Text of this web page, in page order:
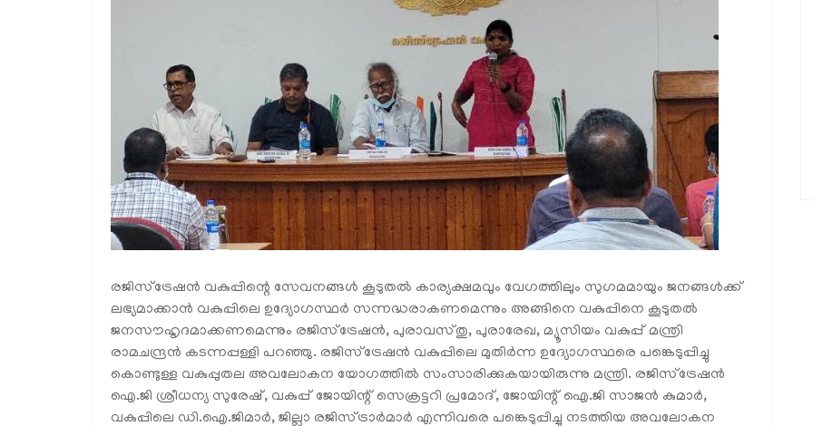
രജിസ്‌ട്രേഷൻ വകുപ്പിന്റെ സേവനങ്ങൾ കൂടുതൽ കാര്യക്ഷമവും വേഗത്തിലും സുഗമമായും ജനങ്ങൾക്ക്
ലഭ്യമാക്കാൻ വകുപ്പിലെ ഉദ്യോഗസ്ഥർ സന്നദ്ധരാകണമെന്നും അങ്ങിനെ വകുപ്പിനെ കൂടുതൽ
ജനസൗഹൃദമാക്കണമെന്നും രജിസ്‌ട്രേഷൻ, പുരാവസ്തു, പുരാരേഖ, മ്യൂസിയം വകുപ്പ് മന്ത്രി
രാമചന്ദ്രൻ കടന്നപ്പള്ളി പറഞ്ഞു. രജിസ്‌ട്രേഷൻ വകുപ്പിലെ മുതിർന്ന ഉദ്യോഗസ്ഥരെ പങ്കെടുപ്പിച്ചു
കൊണ്ടുള്ള വകുപ്പുതല അവലോകന യോഗത്തിൽ സംസാരിക്കുകയായിരുന്നു മന്ത്രി. രജിസ്‌ട്രേഷൻ
ഐ.ജി ശ്രീധന്യ സുരേഷ്, വകുപ്പ് ജോയിന്റ് സെക്രട്ടറി പ്രമോദ്, ജോയിന്റ് ഐ.ജി സാജൻ കുമാർ,
വകുപ്പിലെ ഡി.ഐ.ജിമാർ, ജില്ലാ രജിസ്ട്രാർമാർ എന്നിവരെ പങ്കെടുപ്പിച്ചു നടത്തിയ അവലോകന